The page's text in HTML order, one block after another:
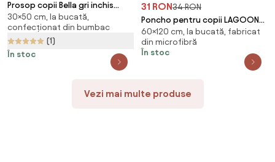
Prosop copii Bella gri inchis
30x50 cm, 100% bumbac
30×50 cm, la bucată,
confecționat din bumbac
(1)
În stoc
31 RON34 RON
Poncho pentru copii LAGOON
TREASURE colorat Dimensiune:
60 x 120 cm
60×120 cm, la bucată, fabricat
din microfibră
În stoc
Vezi mai multe produse